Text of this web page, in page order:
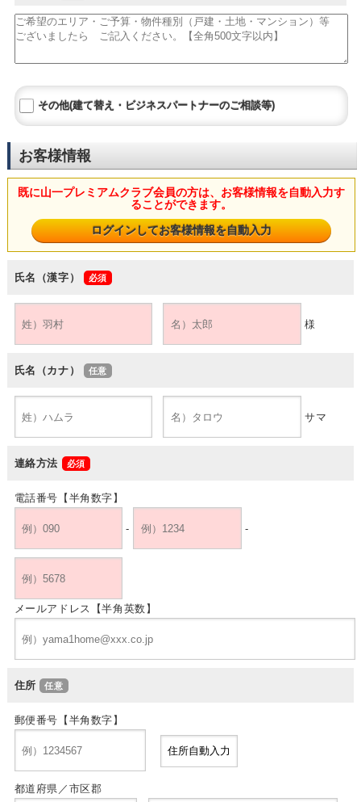
その他(建て替え・ビジネスパートナーのご相談等)
お客様情報
既に山一プレミアムクラブ会員の方は、お客様情報を自動入力す
ることができます。
氏名（漢字）
様
氏名（カナ）
サマ
連絡方法
電話番号【半角数字】
- -
メールアドレス【半角英数】
住所
郵便番号【半角数字】
都道府県／市区郡